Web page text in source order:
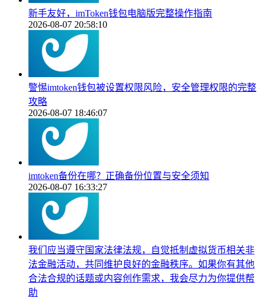
新手友好，imToken钱包电脑版完整操作指南
2026-08-07 20:58:10
警惕imtoken钱包被设置权限风险，安全管理权限的完整
攻略
2026-08-07 18:46:07
imtoken备份在哪？正确备份位置与安全须知
2026-08-07 16:33:27
我们应当遵守国家法律法规，自觉抵制虚拟货币相关非
法金融活动，共同维护良好的金融秩序。如果你有其他
合法合规的话题或内容创作需求，我会尽力为你提供帮
助